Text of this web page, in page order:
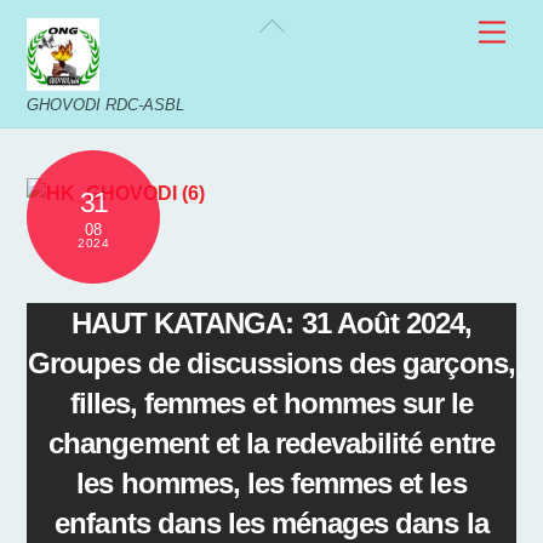
Skip
content
GHOVODI RDC-ASBL
31
08
2024
HAUT KATANGA: 31 Août 2024,
Groupes de discussions des garçons,
filles, femmes et hommes sur le
changement et la redevabilité entre
les hommes, les femmes et les
enfants dans les ménages dans la
Back